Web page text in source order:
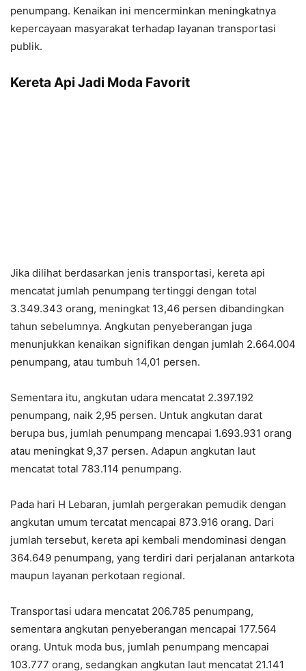
penumpang. Kenaikan ini mencerminkan meningkatnya
kepercayaan masyarakat terhadap layanan transportasi
publik.
Kereta Api Jadi Moda Favorit
Jika dilihat berdasarkan jenis transportasi, kereta api
mencatat jumlah penumpang tertinggi dengan total
3.349.343 orang, meningkat 13,46 persen dibandingkan
tahun sebelumnya. Angkutan penyeberangan juga
menunjukkan kenaikan signifikan dengan jumlah 2.664.004
penumpang, atau tumbuh 14,01 persen.
Sementara itu, angkutan udara mencatat 2.397.192
penumpang, naik 2,95 persen. Untuk angkutan darat
berupa bus, jumlah penumpang mencapai 1.693.931 orang
atau meningkat 9,37 persen. Adapun angkutan laut
mencatat total 783.114 penumpang.
Pada hari H Lebaran, jumlah pergerakan pemudik dengan
angkutan umum tercatat mencapai 873.916 orang. Dari
jumlah tersebut, kereta api kembali mendominasi dengan
364.649 penumpang, yang terdiri dari perjalanan antarkota
maupun layanan perkotaan regional.
Transportasi udara mencatat 206.785 penumpang,
sementara angkutan penyeberangan mencapai 177.564
orang. Untuk moda bus, jumlah penumpang mencapai
103.777 orang, sedangkan angkutan laut mencatat 21.141